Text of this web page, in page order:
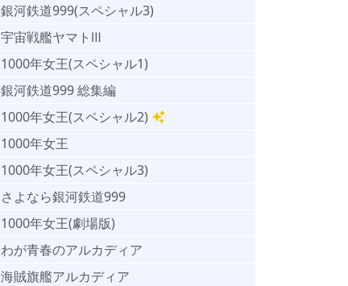
銀河鉄道999(スペシャル3)
宇宙戦艦ヤマトⅢ
1000年女王(スペシャル1)
銀河鉄道999 総集編
1000年女王(スペシャル2)
1000年女王
1000年女王(スペシャル3)
さよなら銀河鉄道999
1000年女王(劇場版)
わが青春のアルカディア
海賊旗艦アルカディア